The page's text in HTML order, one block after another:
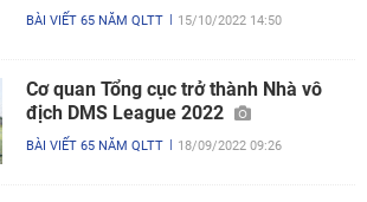
BÀI VIẾT 65 NĂM QLTT 15/10/2022 14:50
Cơ quan Tổng cục trở thành Nhà vô
địch DMS League 2022
BÀI VIẾT 65 NĂM QLTT 18/09/2022 09:26